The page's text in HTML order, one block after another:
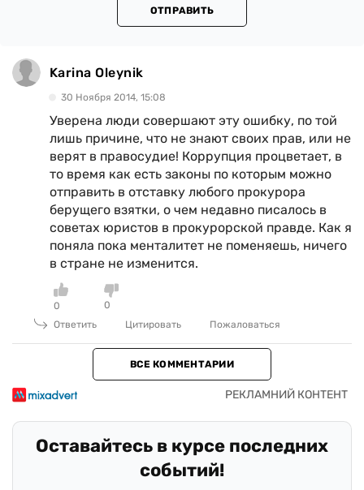
ОТПРАВИТЬ
Karina Oleynik
30 Ноября 2014, 15:08
Уверена люди совершают эту ошибку, по той
лишь причине, что не знают своих прав, или не
верят в правосудие! Коррупция процветает, в
то время как есть законы по которым можно
отправить в отставку любого прокурора
берущего взятки, о чем недавно писалось в
советах юристов в прокурорской правде. Как я
поняла пока менталитет не поменяешь, ничего
в стране не изменится.
0
0
Ответить
Цитировать Пожаловаться
ВСЕ КОММЕНТАРИИ
Оставайтесь в курсе последних
событий!